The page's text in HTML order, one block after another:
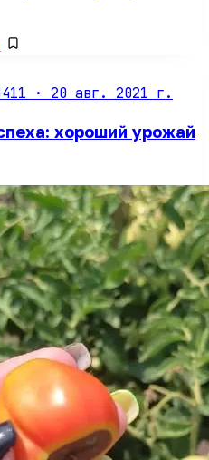
· 20 авг. 2021 г.
хороший урожай